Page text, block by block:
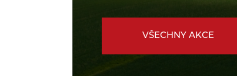
VŠECHNY AKCE